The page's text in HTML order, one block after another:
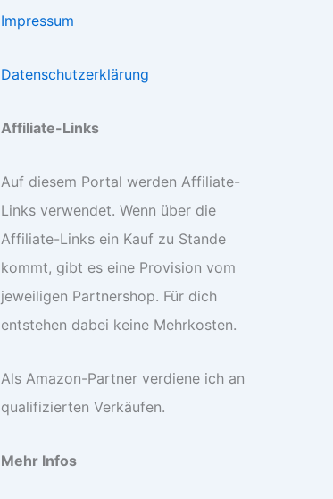
Impressum
Datenschutzerklärung
Affiliate-Links
Auf diesem Portal werden Affiliate-
Links verwendet. Wenn über die
Affiliate-Links ein Kauf zu Stande
kommt, gibt es eine Provision vom
jeweiligen Partnershop. Für dich
entstehen dabei keine Mehrkosten.
Als Amazon-Partner verdiene ich an
qualifizierten Verkäufen.
Mehr Infos